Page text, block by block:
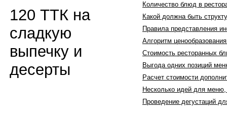
120 ТТК на
сладкую
выпечку и
десерты
Количество блюд в
Какой должна быть
Правила представления
Алгоритм
Стоимость ресторанных
Выгода одних позиций
Расчет стоимости
Несколько идей для
Проведение дегустаций